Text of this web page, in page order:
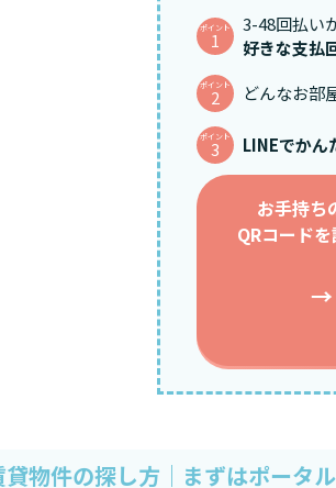
ポイント
1
3-48回払い
好きな支払
ポイント
2 どんなお部
ポイント
3 LINEでかん
お手持ち
QRコード
→
貸物件の探し方｜まずはポータ